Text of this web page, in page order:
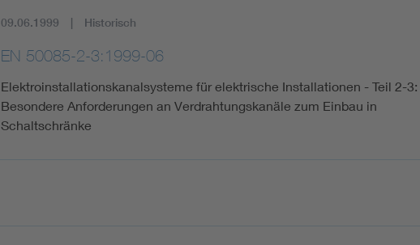
09.06.1999 Historisch
EN 50085-2-3:1999-06
Elektroinstallationskanalsysteme für elektrische Installationen - Teil 2-3:
Besondere Anforderungen an Verdrahtungskanäle zum Einbau in
Schaltschränke